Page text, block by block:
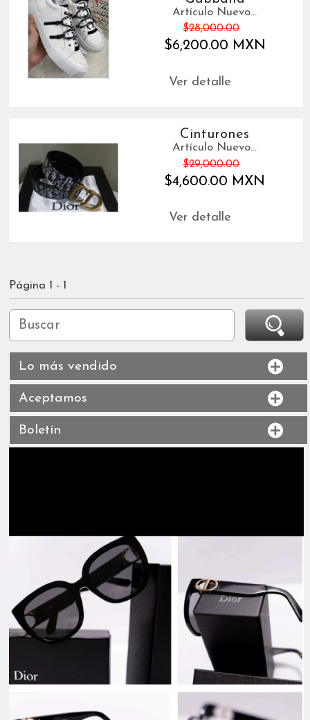
Artículo Nuevo...
$28,000.00
$6,200.00 MXN
Ver detalle
Cinturones
Artículo Nuevo...
$29,000.00
$4,600.00 MXN
Ver detalle
Página 1 - 1
Lo más vendido
Aceptamos
Boletín